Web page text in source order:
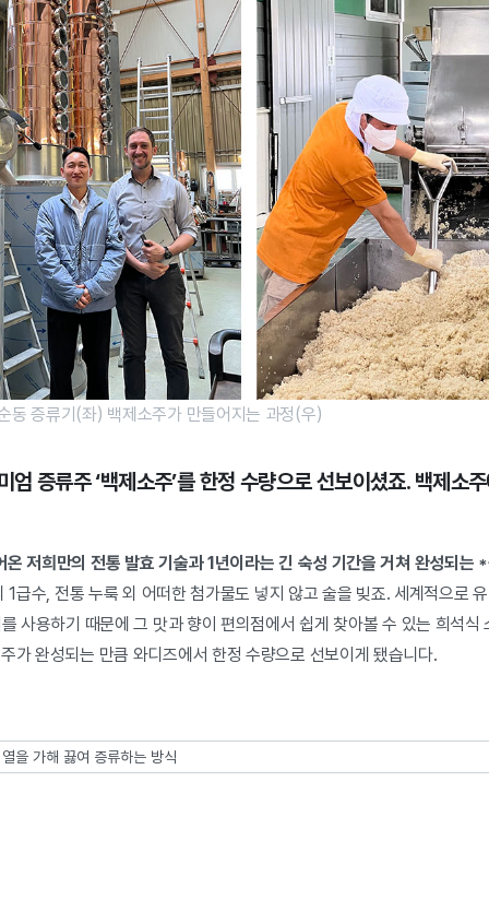
동 증류기(좌) 백제소주가 만들어지는 과정(우)
엄 증류주 ‘백제소주’를 한정 수량으로 선보이셨죠. 백제소
저희만의 전통 발효 기술과 1년이라는 긴 숙성 기간을 거쳐 완성되는
1급수, 전통 누룩 외 어떠한 첨가물도 넣지 않고 술을 빚죠. 세계적으로
사용하기 때문에 그 맛과 향이 편의점에서 쉽게 찾아볼 수 있는 희석식
가 완성되는 만큼 와디즈에서 한정 수량으로 선보이게 됐습니다.
을 가해 끓여 증류하는 방식